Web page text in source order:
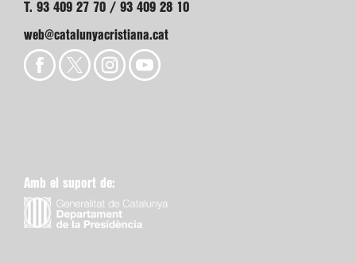
T. 93 409 27 70 / 93 409 28 10
web@catalunyacristiana.cat
Amb el suport de: